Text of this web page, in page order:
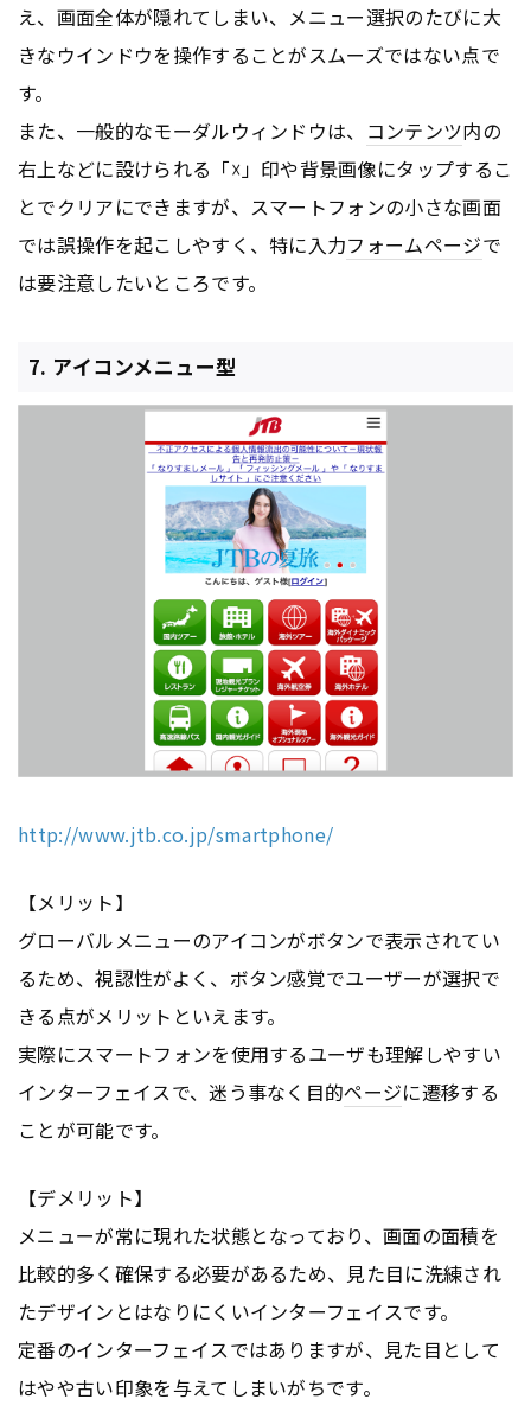
え、画面全体が隠れてしまい、メニュー選択のたびに大
きなウインドウを操作することがスムーズではない点で
す。
また、一般的なモーダルウィンドウは、 コンテンツ内の
右上などに設けられる「☓」印や背景画像にタップするこ
とでクリアにできますが、スマートフォンの小さな画面
では誤操作を起こしやすく、特に入力フォームページで
は要注意したいところです。
7. アイコンメニュー型
http://www.jtb.co.jp/smartphone/
【メリット】
グローバルメニューのアイコンがボタンで表示されてい
るため、視認性がよく、ボタン感覚でユーザーが選択で
きる点がメリットといえます。
実際にスマートフォンを使用するユーザも理解しやすい
インターフェイスで、迷う事なく目的ページに遷移する
ことが可能です。
【デメリット】
メニューが常に現れた状態となっており、画面の面積を
比較的多く確保する必要があるため、見た目に洗練され
たデザインとはなりにくいインターフェイスです。
定番のインターフェイスではありますが、見た目として
はやや古い印象を与えてしまいがちです。